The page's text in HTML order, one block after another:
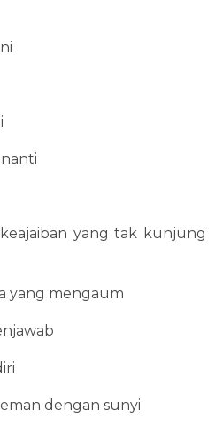
yang tak kunjung
yang mengaum
dengan sunyi